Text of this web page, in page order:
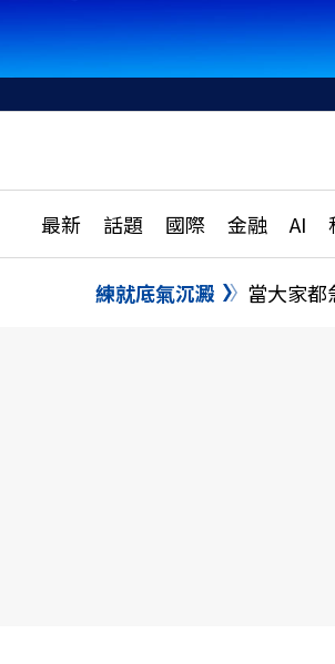
最新 話題 國際 金融 AI
活動
話題
國際
練就底氣沉澱 當大家都